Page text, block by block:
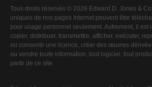
Tous droits réservés © 2026 Edward D. Jones &
uniques de nos pages Internet peuvent être
pour usage personnel seulement. Autrement, il est
copier, distribuer, transmettre, afficher, exécuter,
ou consentir une licence, créer des œuvres
ou vendre toute information, tout logiciel, tout
partir de ce site.